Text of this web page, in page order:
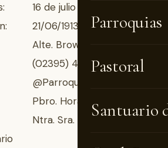
Parroquias
Pastoral
Santuario
16 de julio
21/06/1913
Alte. Brown 32
(02395) 45-2480
@Parroquia.Carlos.Casares
Pbro. Horacio A. Lento
Ntra. Sra. de Luján